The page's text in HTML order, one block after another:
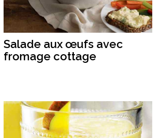
Salade aux œufs avec
fromage cottage